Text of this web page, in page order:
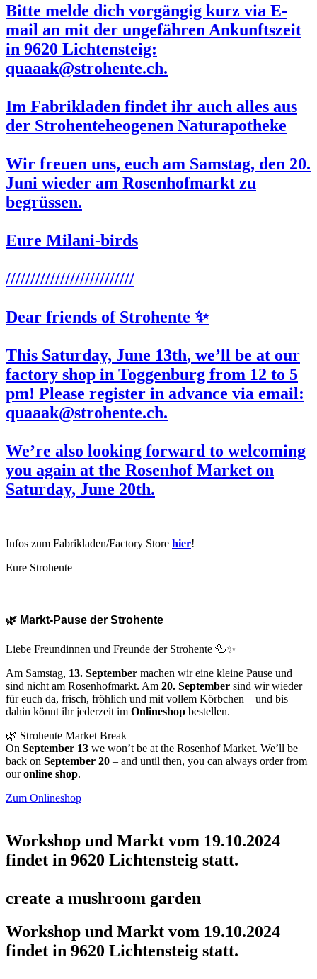
Bitte melde dich vorgängig kurz via E-
mail an mit der ungefähren Ankunftszeit
in 9620 Lichtensteig:
quaaak@strohente.ch.
Im Fabrikladen findet ihr auch alles aus
der Strohenteheogenen Naturapotheke
Wir freuen uns, euch am Samstag, den 20.
Juni wieder am Rosenhofmarkt zu
begrüssen.
Eure Milani-birds
//////////////////////////
Dear friends of Strohente ✨
This Saturday, June 13th, we’ll be at our
factory shop in Toggenburg from 12 to 5
pm! Please register in advance via email:
quaaak@strohente.ch.
We’re also looking forward to welcoming
you again at the RosenhofMarket on
Saturday, June 20th.
Infos zum Fabrikladen/Factory Store hier!
Eure Strohente
🌿 Markt-Pause der Strohente
Liebe Freundinnen und Freunde der Strohente 🦆✨
Am Samstag, 13. September machen wir eine kleine Pause und
sind nicht am Rosenhofmarkt. Am 20. September sind wir wieder
für euch da, frisch, fröhlich und mit vollem Körbchen – und bis
dahin könnt ihr jederzeit im Onlineshop bestellen.
🌿 Strohente Market Break
On September 13 we won’t be at the Rosenhof Market. We’ll be
back on September 20 – and until then, you can always order from
ouronline shop.
Zum Onlineshop
Workshop und Markt vom 19.10.2024
findet in 9620 Lichtensteig statt.
create a mushroom garden
Workshop und Markt vom 19.10.2024
findet in 9620 Lichtensteig statt.